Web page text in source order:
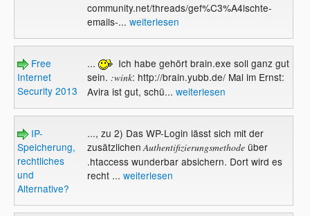
community.net/threads/gef%C3%A4lschte-
emails-... weiterlesen
Free
Internet
Security 2013
...
Ich habe gehört brain.exe soll ganz gut
sein. :wink: http://brain.yubb.de/ Mal im Ernst:
Avira ist gut, schü... weiterlesen
IP-
Speicherung,
rechtliches
und
Alternative?
..., zu 2) Das WP-Login lässt sich mit der
zusätzlichenAuthentifizierungsmethodeüber
.htaccess wunderbar absichern. Dort wird es
recht ... weiterlesen